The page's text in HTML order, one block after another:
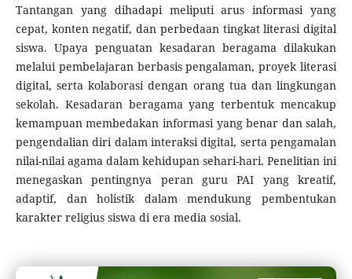
Tantangan yang dihadapi meliputi arus informasi yang
cepat, konten negatif, dan perbedaan tingkat literasi digital
siswa. Upaya penguatan kesadaran beragama dilakukan
melalui pembelajaran berbasis pengalaman, proyek literasi
digital, serta kolaborasi dengan orang tua dan lingkungan
sekolah. Kesadaran beragama yang terbentuk mencakup
kemampuan membedakan informasi yang benar dan salah,
pengendalian diri dalam interaksi digital, serta pengamalan
nilai-nilai agama dalam kehidupan sehari-hari. Penelitian ini
menegaskan pentingnya peran guru PAI yang kreatif,
adaptif, dan holistik dalam mendukung pembentukan
karakter religius siswa di era media sosial.